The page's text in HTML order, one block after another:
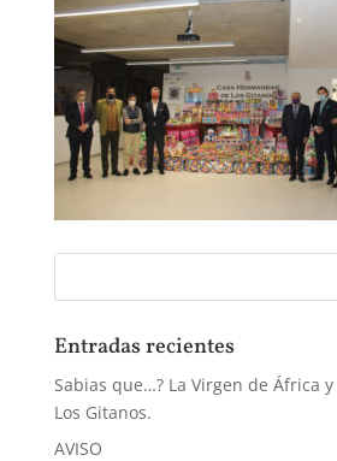
Entradas recientes
Sabias que…? La Virgen de África
Los Gitanos.
AVISO